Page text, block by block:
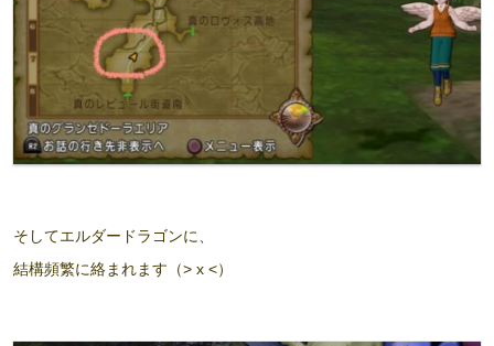
そしてエルダードラゴンに、
結構頻繁に絡まれます（> x <）